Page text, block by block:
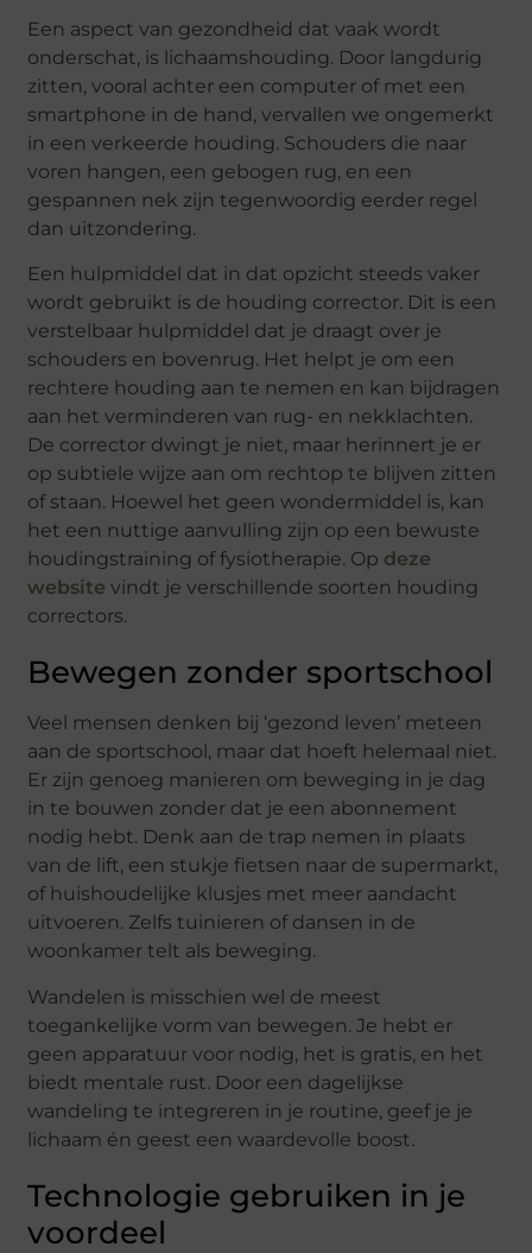
Een aspect van gezondheid dat vaak wordt
onderschat, is lichaamshouding. Door langdurig
zitten, vooral achter een computer of met een
smartphone in de hand, vervallen we ongemerkt
in een verkeerde houding. Schouders die naar
voren hangen, een gebogen rug, en een
gespannen nek zijn tegenwoordig eerder regel
dan uitzondering.
Een hulpmiddel dat in dat opzicht steeds vaker
wordt gebruikt is de houding corrector. Dit is een
verstelbaar hulpmiddel dat je draagt over je
schouders en bovenrug. Het helpt je om een
rechtere houding aan te nemen en kan bijdragen
aan het verminderen van rug- en nekklachten.
De corrector dwingt je niet, maar herinnert je er
op subtiele wijze aan om rechtop te blijven zitten
of staan. Hoewel het geen wondermiddel is, kan
het een nuttige aanvulling zijn op een bewuste
houdingstraining of fysiotherapie. Op deze
website vindt je verschillende soorten houding
correctors.
Bewegen zonder sportschool
Veel mensen denken bij ‘gezond leven’ meteen
aan de sportschool, maar dat hoeft helemaal niet.
Er zijn genoeg manieren om beweging in je dag
in te bouwen zonder dat je een abonnement
nodig hebt. Denk aan de trap nemen in plaats
van de lift, een stukje fietsen naar de supermarkt,
of huishoudelijke klusjes met meer aandacht
uitvoeren. Zelfs tuinieren of dansen in de
woonkamer telt als beweging.
Wandelen is misschien wel de meest
toegankelijke vorm van bewegen. Je hebt er
geen apparatuur voor nodig, het is gratis, en het
biedt mentale rust. Door een dagelijkse
wandeling te integreren in je routine, geef je je
lichaam én geest een waardevolle boost.
Technologie gebruiken in je
voordeel